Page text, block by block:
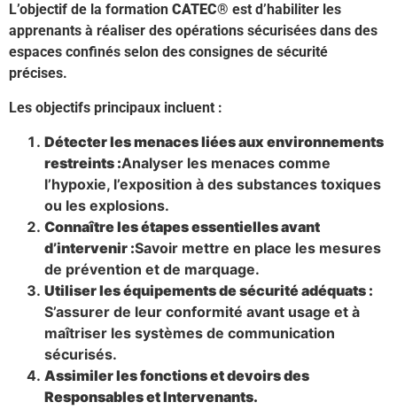
L’objectif de la formation CATEC® est d’habiliter les
apprenants à réaliser des opérations sécurisées dans des
espaces confinés selon des consignes de sécurité
précises.
Les objectifs principaux incluent :
Détecter les menaces liées aux environnements
restreints :Analyser les menaces comme
l’hypoxie, l’exposition à des substances toxiques
ou les explosions.
Connaître les étapes essentielles avant
d’intervenir :Savoir mettre en place les mesures
de prévention et de marquage.
Utiliser les équipements de sécurité adéquats :
S’assurer de leur conformité avant usage et à
maîtriser les systèmes de communication
sécurisés.
Assimiler les fonctions et devoirs des
Responsables et Intervenants.